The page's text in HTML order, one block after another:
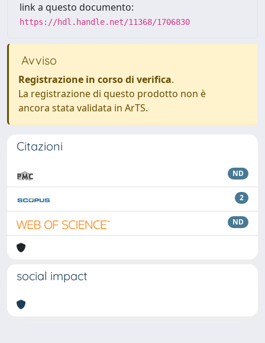
link a questo documento:
https://hdl.handle.net/11368/1706830
Avviso
Registrazione in corso di verifica.
La registrazione di questo prodotto non è
ancora stata validata in ArTS.
Citazioni
ND
2
ND
social impact